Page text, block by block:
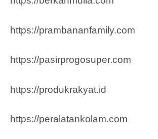
https://prambananfamily.com
https://pasirprogosuper.com
https://produkrakyat.id
https://peralatankolam.com